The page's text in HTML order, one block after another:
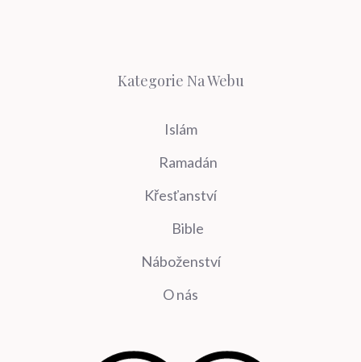
Kategorie Na Webu
Islám
Ramadán
Křesťanství
Bible
Náboženství
O nás